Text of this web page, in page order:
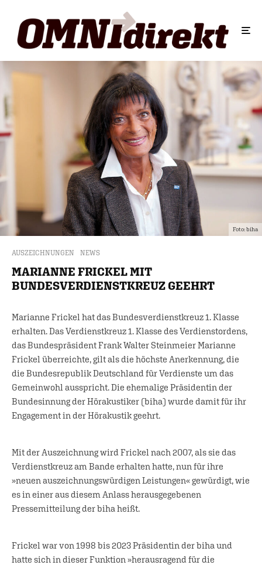
Foto: biha
AUSZEICHNUNGEN NEWS
MARIANNE FRICKEL MIT
BUNDESVERDIENSTKREUZ GEEHRT
Marianne Frickel hat das Bundesverdienstkreuz 1. Klasse
erhalten. Das Verdienstkreuz 1. Klasse des Verdienstordens,
das Bundespräsident Frank Walter Steinmeier Marianne
Frickel überreichte, gilt als die höchste Anerkennung, die
die Bundesrepublik Deutschland für Verdienste um das
Gemeinwohl ausspricht. Die ehemalige Präsidentin der
Bundesinnung der Hörakustiker (biha) wurde damit für ihr
Engagement in der Hörakustik geehrt.
Mit der Auszeichnung wird Frickel nach 2007, als sie das
Verdienstkreuz am Bande erhalten hatte, nun für ihre
»neuen auszeichnungswürdigen Leistungen« gewürdigt, wie
es in einer aus diesem Anlass herausgegebenen
Pressemitteilung der biha heißt.
Frickel war von 1998 bis 2023 Präsidentin der biha und
hatte sich in dieser Funktion »herausragend für die